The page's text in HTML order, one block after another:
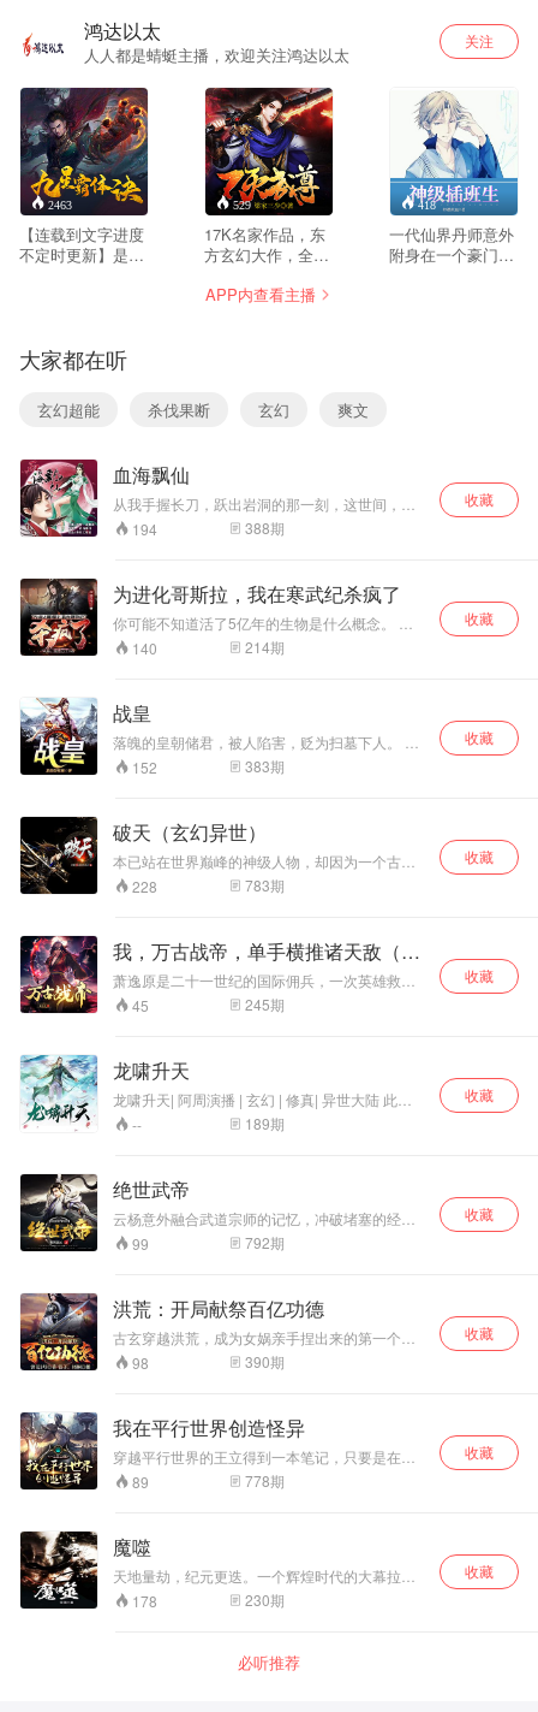
鸿达以太
人人都是蜻蜓主播，欢迎关注鸿达以太
关注
2463
【连载到文字进度
不定时更新】是丹
借着记忆中的炼丹
神术，修行神秘功
法九星霸体诀，拨
开重重迷雾，解开
地乾坤，脚踏日月
星辰，勾搭各色美
女，镇压恶鬼邪
神。 江湖传闻：龙
尘一到，地吼天
泣神哭。 作者：平
凡魔术师。播者：
舟扬。
529
17K名家作品，东
方玄幻大作，全网
视为垃圾的功法，
改变。 十倍修炼速
度，令古飞一再突
打破！ 奇迹……古
飞不相信奇迹，他
相信的只有血和
经没落，真正的武
道奥义已经失传的
腾龙大陆修炼界，
且看古飞如何以武
逆天，脚踏道术神
尊！
418
一代仙界丹师意外
附身在一个豪门纨
APP内查看主播
大家都在听
玄幻超能 杀伐果断 玄幻 爽文
血海飘仙
从我手握长刀，跃出岩洞的那一刻，这世间，就
再也无人能挡住我争仙的脚步。 作者:白马银刀
播者:南楚、帝繁音
194 388期
收藏
为进化哥斯拉，我在寒武纪杀疯了
你可能不知道活了5亿年的生物是什么概念。 我
一般只会用两个字来形容这种存在：怪兽！ “就你
叫基多拉啊？当年我在寒武纪大杀特杀的时候，
单？” “埋伏我？450米的身高，80万吨的体重，
你能打得动我？” “反手就是一个荷电粒子炮，无
限螺旋燃烧热线，这高温等离子体还不把你烧成
灰了！” “这氢弹威力不错，劲大，也给噬星者抽
要能把我哥斯拉一根头发打断，我！当！场！就
自主进入红莲模式把你们全杀了！” ...... 在巨兽满
地走，泰坦多如狗的世界，这是被称为世界公敌
的“盖亚哥斯拉”的故事！
140 214期
收藏
战皇
落魄的皇朝储君，被人陷害，贬为扫墓下人。 意
外得到始皇绝学，从此踏上至尊之路，高歌猛
进，踏天而行。 问苍茫大地，谁主沉浮，九天十
华，普照浩瀚河山，成就太古战皇！
152 383期
收藏
破天（玄幻异世）
本已站在世界巅峰的神级人物，却因为一个古朴
的戒指，成为异世界一个药师家族的废物公子。
从此便开启了一段精彩绝伦的破天之路！他不是
人，却又无数次面临生死的考验！这是一个让你
可以兴奋到爆的故事！ 顺我者强，逆我者亡，红
尘滚滚，天地苍茫，看我如何一剑刺破天芒！
228 783期
收藏
我，万古战帝，单手横推诸天敌（玄
幻热血）
萧逸原是二十一世纪的国际佣兵，一次英雄救美
竟穿越成了萧家的练武废材。 天天被人打？ 资质
不给力？ 有了仇恨系统，一切都不是问题。 惹我
45 245期
收藏
龙啸升天
龙啸升天| 阿周演播 | 玄幻 | 修真| 异世大陆 此书
有毒，容易上瘾，请谨慎收听。身负血海深仇，
被逼无奈避世于异界大陆。潜心修炼绝地重生，
能，屠神王，灭圣子，废人祖，战冥王，跟随主
角开启逆袭升天之路吧。
-- 189期
收藏
绝世武帝
云杨意外融合武道宗师的记忆，冲破堵塞的经
脉，天生神体一朝觉醒。世家弟子？王朝皇室？
宗门天才？若是惹我，统统碾压！从此之后，武
99 792期
收藏
洪荒：开局献祭百亿功德
古玄穿越洪荒，成为女娲亲手捏出来的第一个人
族。 激活大道祭坛，能够献祭一切，获得大道奖
励，开局就献祭了百亿功德！ 献祭百亿功德，获
气！ 我人族立于天地之间，就应该成为永恒主
角，建立无上大教，吊打一切不服！
98 390期
收藏
我在平行世界创造怪异
穿越平行世界的王立得到一本笔记，只要是在上
面写下的怪异都会存在于现实。预知未来的月光
少女，排水口的呻.吟，遵循常识的鬼宅，记忆图
这是一个充满爱与希望的温馨故事。
89 778期
收藏
魔噬
天地量劫，纪元更迭。一个辉煌时代的大幕拉开
了 仙、魔、佛、妖、儒、鬼……百道争鸣，万族
争雄。绝世天才、逆天妖孽、大能转世，在这个
为这个时代的王者？ 神秘黑主……逆天功法……
仙君转世……绝魔罗磐苍天“谁能挡我？” 作者:沐
178 230期
收藏
必听推荐